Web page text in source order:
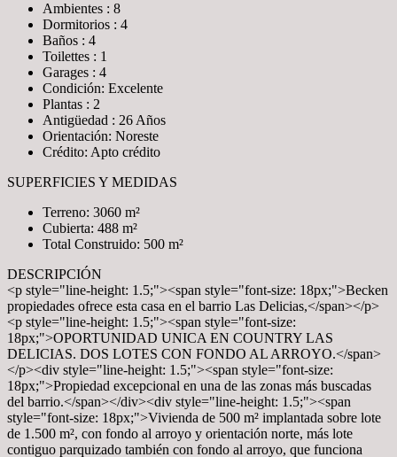
Ambientes : 8
Dormitorios : 4
Baños : 4
Toilettes : 1
Garages : 4
Condición: Excelente
Plantas : 2
Antigüedad : 26 Años
Orientación: Noreste
Crédito: Apto crédito
SUPERFICIES Y MEDIDAS
Terreno: 3060 m²
Cubierta: 488 m²
Total Construido: 500 m²
DESCRIPCIÓN
<p style="line-height: 1.5;"><span style="font-size: 18px;">Becken
propiedades ofrece esta casa en el barrio Las Delicias,</span></p>
<p style="line-height: 1.5;"><span style="font-size:
18px;">OPORTUNIDAD UNICA EN COUNTRY LAS
DELICIAS. DOS LOTES CON FONDO AL ARROYO.</span>
</p><div style="line-height: 1.5;"><span style="font-size:
18px;">Propiedad excepcional en una de las zonas más buscadas
del barrio.</span></div><div style="line-height: 1.5;"><span
style="font-size: 18px;">Vivienda de 500 m² implantada sobre lote
de 1.500 m², con fondo al arroyo y orientación norte, más lote
contiguo parquizado también con fondo al arroyo, que funciona